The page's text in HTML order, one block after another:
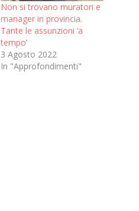
Non si trovano muratori e
manager in provincia.
Tante le assunzioni ‘a
tempo’
3 Agosto 2022
In "Approfondimenti"